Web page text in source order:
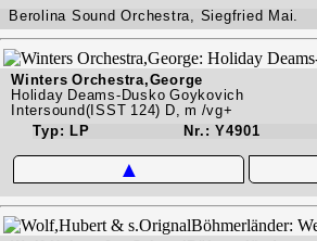
Berolina Sound Orchestra, Siegfried Mai.
Winters Orchestra,George
Holiday Deams-Dusko Goykovich
Intersound(ISST 124) D, m /vg+
Typ: LP
Nr.: Y4901
▲